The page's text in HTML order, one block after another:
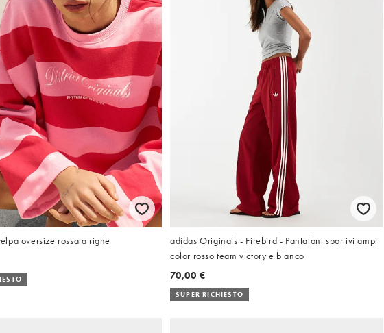
oversize rossa a righe
adidas Originals - Firebird - Pantaloni sportivi ampi
color rosso team victory e bianco
70,00 €
SUPER RICHIESTO